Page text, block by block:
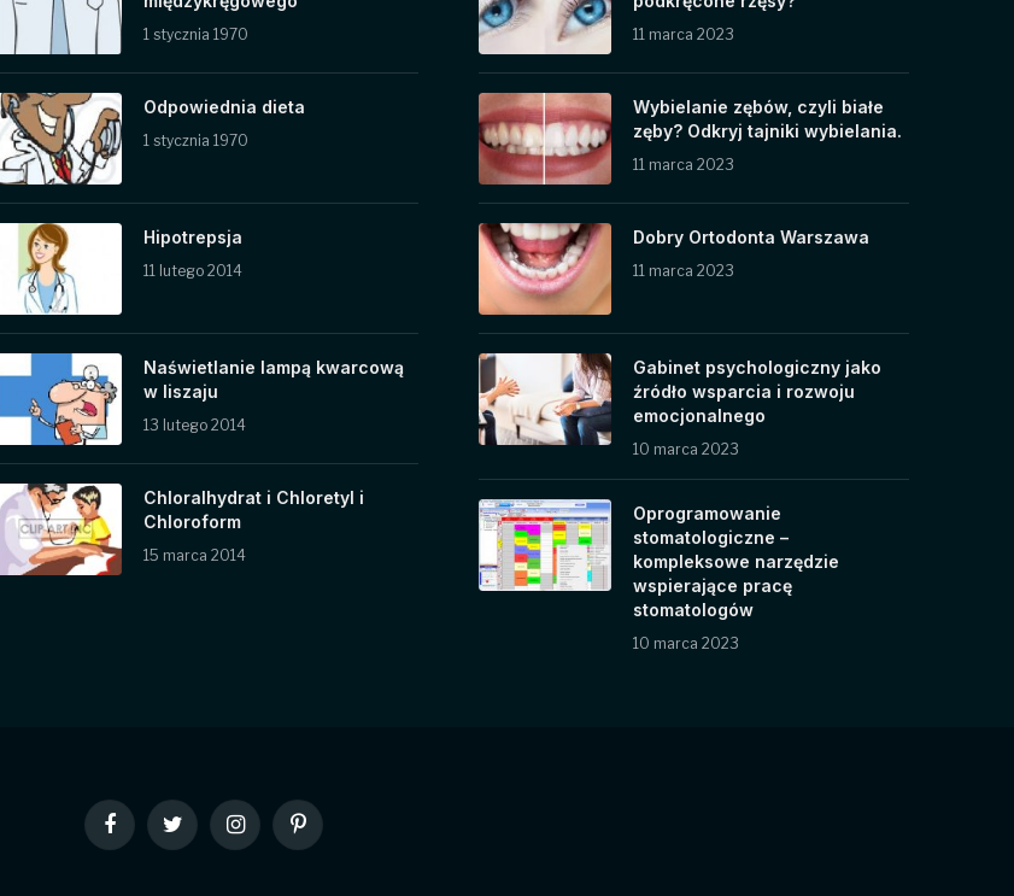
1 stycznia 1970
Odpowiednia dieta
1 stycznia 1970
Hipotrepsja
11 lutego 2014
Naświetlanie lampą kwarcową
w liszaju
13 lutego 2014
Chloralhydrat i Chloretyl i
Chloroform
15 marca 2014
11 marca 2023
Wybielanie zębów, czyli białe
zęby? Odkryj tajniki wybielania.
11 marca 2023
Dobry Ortodonta Warszawa
11 marca 2023
Gabinet psychologiczny jako
źródło wsparcia i rozwoju
emocjonalnego
10 marca 2023
Oprogramowanie
stomatologiczne –
kompleksowe narzędzie
wspierające pracę
stomatologów
10 marca 2023
FacebookTwitter InstagramPinterest